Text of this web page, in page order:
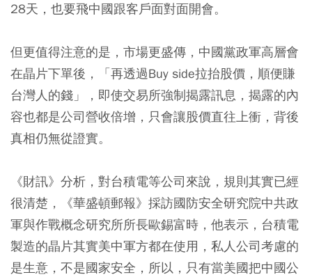
28天，也要飛中國跟客戶面對面開會。
但更值得注意的是，市場更盛傳，中國黨政軍高層會
在晶片下單後，「再透過Buy side拉抬股價，順便賺
台灣人的錢」，即使交易所強制揭露訊息，揭露的內
容也都是公司營收倍增，只會讓股價直往上衝，背後
真相仍無從證實。
《財訊》分析，對台積電等公司來說，規則其實已經
很清楚，《華盛頓郵報》採訪國防安全研究院中共政
軍與作戰概念研究所所長歐錫富時，他表示，台積電
製造的晶片其實美中軍方都在使用，私人公司考慮的
是生意，不是國家安全，所以，只有當美國把中國公